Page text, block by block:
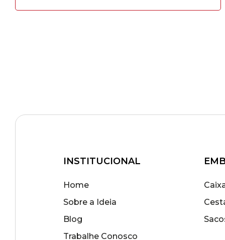
INSTITUCIONAL
Home
Sobre a Ideia
Blog
Trabalhe Conosco